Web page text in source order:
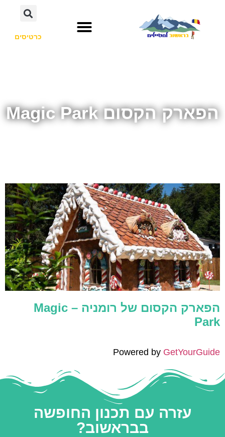
כרטיסים
הפארק הקסום Magic Park
הפארק הקסום של רומניה – Magic
Park
Powered by GetYourGuide
עזרה עם תכנון החופשה
בבראשוב?